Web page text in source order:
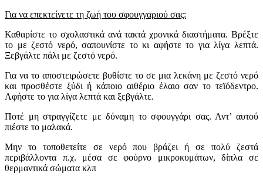
Για να επεκτείνετε τη ζωή του σφουγγαριού σας:
Καθαρίστε το σχολαστικά ανά τακτά χρονικά διαστήματα. Βρέξτε
το με ζεστό νερό, σαπουνίστε το κι αφήστε το για λίγα λεπτά.
Ξεβγάλτε πάλι με ζεστό νερό.
Για να το αποστειρώσετε βυθίστε το σε μια λεκάνη με ζεστό νερό
και προσθέστε ξύδι ή κάποιο αιθέριο έλαιο σαν το τεϊόδεντρο.
Αφήστε το για λίγα λεπτά και ξεβγάλτε.
Ποτέ μη στραγγίζετε με δύναμη το σφουγγάρι σας. Αντ’ αυτού
πιέστε το μαλακά.
Μην το τοποθετείτε σε νερό που βράζει ή σε πολύ ζεστά
περιβάλλοντα π.χ. μέσα σε φούρνο μικροκυμάτων, δίπλα σε
θερμαντικά σώματα κλπ